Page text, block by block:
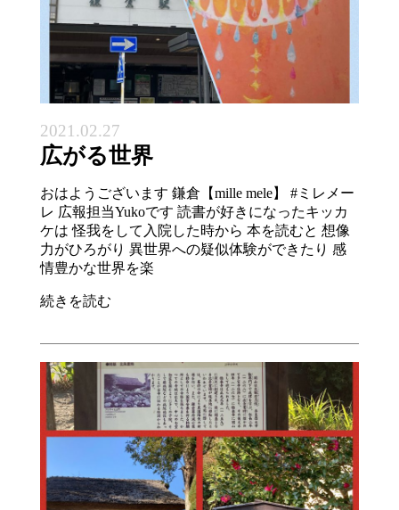
2021.02.27
広がる世界
おはようございます 鎌倉【mille mele】 #ミレメー
レ 広報担当Yukoです 読書が好きになったキッカ
ケは 怪我をして入院した時から 本を読むと 想像
力がひろがり 異世界への疑似体験ができたり 感
情豊かな世界を楽
続きを読む